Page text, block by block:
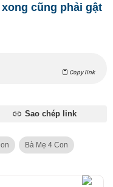
cũng phải gật
Copy link
Sao chép link
Bà Mẹ 4 Con